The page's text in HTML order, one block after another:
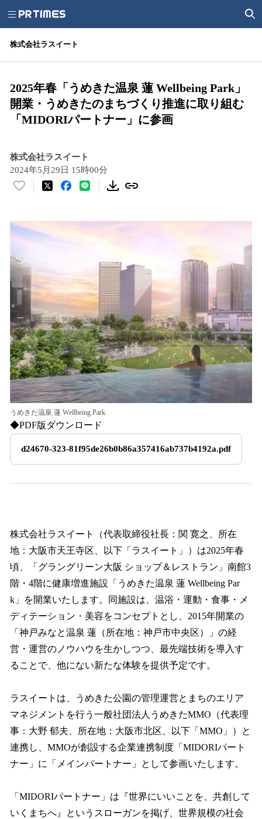
株式会社ラスイート
2025年春「うめきた温泉 蓮 Wellbeing Park」
開業・うめきたのまちづくり推進に取り組む
「MIDORIパートナー」に参画
株式会社ラスイート
2024年5月29日 15時00分
い
！
数
読
み
込
み
で
す
うめきた温泉 蓮 Wellbeing Park
◆PDF版ダウンロード
d24670-323-81f95de26b0b86a357416ab737b4192a.pdf
株式会社ラスイート（代表取締役社長：関 寛之、所在
地：大阪市天王寺区、以下「ラスイート」）は2025年春
頃、「グラングリーン大阪 ショップ＆レストラン」南館3
階・4階に健康増進施設「うめきた温泉 蓮 Wellbeing Par
k」を開業いたします。同施設は、温浴・運動・食事・メ
ディテーション・美容をコンセプトとし、2015年開業の
「神戸みなと温泉 蓮（所在地：神戸市中央区）」の経
営・運営のノウハウを生かしつつ、最先端技術を導入す
ることで、他にない新たな体験を提供予定です。
ラスイートは、うめきた公園の管理運営とまちのエリア
マネジメントを行う一般社団法人うめきたMMO（代表理
事：大野 郁夫、所在地：大阪市北区、以下「MMO」）と
連携し、MMOが創設する企業連携制度「MIDORIパート
ナー」に「メインパートナー」として参画いたします。
「MIDORIパートナー」は『世界にいいことを、共創して
いくまちへ』というスローガンを掲げ、世界規模の社会